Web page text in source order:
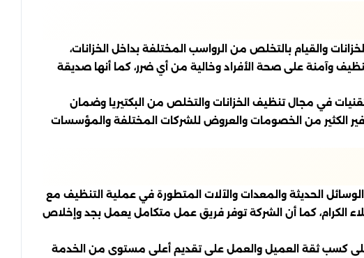
والقيام بالتخلص من الرواسب المختلفة بداخل الخزانات،
وآمنة على صحة الأفراد وخالية من أي ضرر، كما أنها صديقة
في مجال تنظيف الخزانات والتخلص من البكتيريا وضمان
الكثير من الخصومات والعروض للشركات المختلفة والمؤسسات
الحديثة والمعدات والآلات المتطورة في عملية التنظيف مع
الكرام، كما أن الشركة توفر فريق عمل متكامل يعمل بجد وإخلاص
على كسب ثقة العميل والعمل على تقديم أعلى مستوى من الخدمة